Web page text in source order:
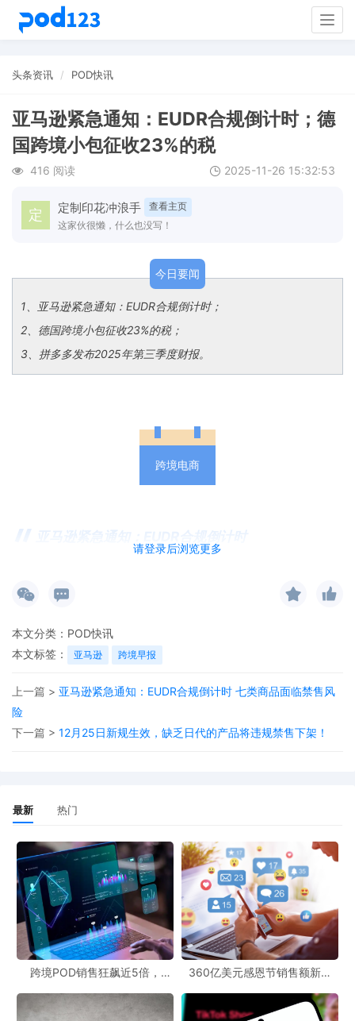
头条资讯 POD快讯
亚马逊紧急通知：EUDR合规倒计时；德
国跨境小包征收23%的税
416 阅读 2025-11-26 15:32:53
定制印花冲浪手
查看主页
这家伙很懒，什么也没写！
请登录后浏览更多
今日要闻
1 、亚马逊紧急通知：EUDR合规倒计时；
2 、德国跨境小包征收23%的税；
3、拼多多发布2025年第三季度财报。
跨境电商
（木制品、天然橡胶及含大豆、棕榈油、牛肉、可
守欧盟《反毁林法规》（EUDR），否则将面临产
品禁售风险。该法规要求大型和中型企业于2025年
12月30日前完成合规，微型和小型企业截止期为
业额4%的罚款、产品没收、市场禁入及高管追
规证明的尽职调查声明（DDS），并在12月中旬提
欧盟法院驳回亚马逊诉讼，维持对其“超大型在线平
台”认定
欧盟常设法院19日宣布，驳回美国电商巨头亚马逊
公司寻求撤销将其认定为“超大型在线平台”的诉
讼，确认亚马逊必须遵守欧盟相关数字法规。根据
欧盟《数字服务法》规定，月活用户超4500万的
本文分类： POD快讯
本文标签：
亚马逊 跨境早报
上一篇 > 亚马逊紧急通知：EUDR合规倒计时 七类商品面临禁售风
险
下一篇 > 12月25日新规生效，缺乏日代的产品将违规禁售下架！
最新 热门
跨境POD销售狂飙近5倍，
360亿美元感恩节销售额新纪
新风潮！